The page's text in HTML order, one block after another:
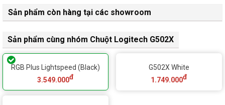
Sản phẩm còn hàng tại các showroom
Sản phẩm cùng nhóm Chuột Logitech G502X
RGB Plus Lightspeed (Black)
3.549.000đ
G502X White
1.749.000đ